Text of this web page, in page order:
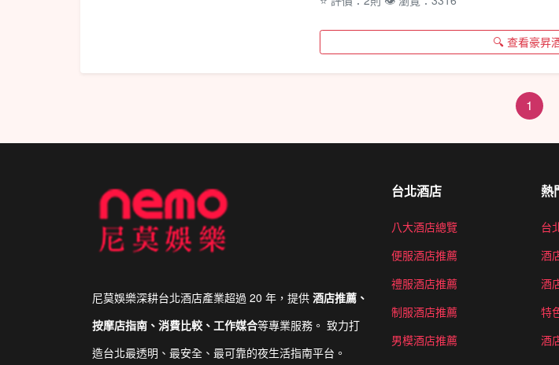
🔍 查看豪昇
1
尼莫娛樂深耕台北酒店產業超過 20 年，提供 酒店推薦、
按摩店指南、消費比較、工作媒合等專業服務。 致力打
造台北最透明、最安全、最可靠的夜生活指南平台。
台北酒店
八大酒店總覽
便服酒店推薦
禮服酒店推薦
制服酒店推薦
男模酒店推薦
熱
台
酒
酒
特
酒